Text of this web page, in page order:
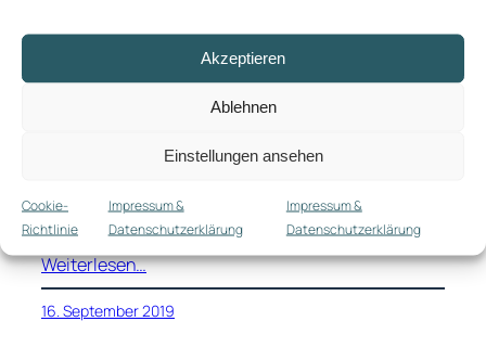
Akzeptieren
Ablehnen
Einstellungen ansehen
Cookie-
Richtlinie
Impressum &
Datenschutzerklärung
Impressum &
Datenschutzerklärung
So schön die Eindrücke von Medellín auch gewesen
waren, so sehr freuten wir uns doch auf unseren
etwas ländlicheren nächsten Stop, das kleine
Städtchen Salento im kolumbianischen
nach Armenia brauchte der Überlandbus etwa
sieben Stunden. Sieben Stunden, in den eigentlich
kein Straßenabschnitt so richtig gerade sein
mochte, sehr
Weiterlesen…
16. September 2019